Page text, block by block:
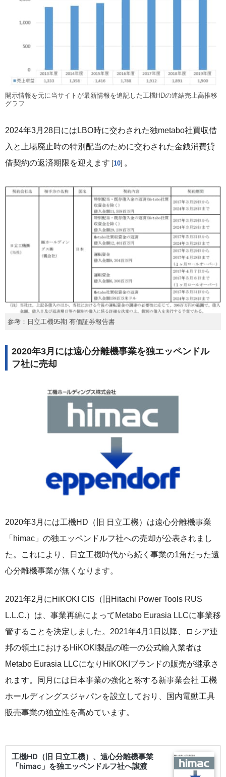
開示情報を元に当サイトが最新情報を追記した工機HDの連結売上高推移
グラフ
2024年3月28日にはLBO時に交わされた独metabo社買収借
入と上場廃止時の特別配当のために交わされた金銭消費貸
借契約の返済期限を迎えます 10 。
参考：日立工機95期 有価証券報告書
2020年3月には遠心分離機事業を独エッペンドル
フ社に売却
2020年3月には工機HD（旧 日立工機）は遠心分離機事業
「himac」の独エッペンドルフ社への売却が公表されまし
た。これにより、日立工機時代から続く事業の1角だった遠
心分離機事業が無くなります。
2021年2月にHiKOKI CIS（旧Hitachi Power Tools RUS
L.L.C.）は、事業再編によってMetabo Eurasia LLCに事業移
管することを決定しました。2021年4月1日以降、ロシア連
邦の領土におけるHiKOKI製品の唯一の公式輸入業者は
Metabo Eurasia LLCになりHiKOKIブランドの販売が継承さ
れます。同月には日本事業の強化と称する新事業会社 工機
ホールディングスジャパンを設立しており、国内電動工具
販売事業の独立性を高めています。